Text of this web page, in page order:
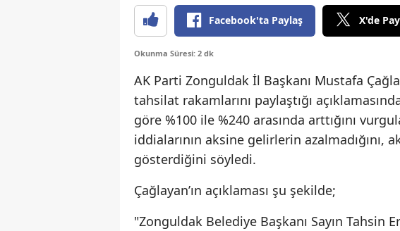
Facebook'ta Paylaş X'de
Okunma Süresi: 2 dk
AK Parti Zonguldak İl Başkanı Mustafa
tahsilat rakamlarını paylaştığı
göre %100 ile %240 arasında arttığını
iddialarının aksine gelirlerin
gösterdiğini söyledi.
Çağlayan’ın açıklaması şu şekilde;
"Zonguldak Belediye Başkanı Sayın Tahsin